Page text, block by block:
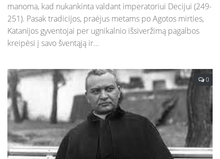
manoma, kad nukankinta valdant imperatoriui Decijui (249-
251). Pasak tradicijos, praėjus metams po Agotos mirties,
Katanijos gyventojai per ugnikalnio išsiveržimą pagalbos
kreipėsi į savo šventąją ir...
0